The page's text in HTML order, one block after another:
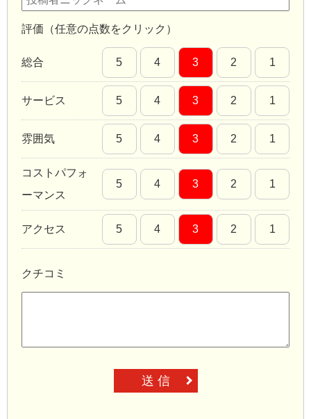
評価（任意の点数をクリック）
総合 5 4 3 2 1
サービス 5 4 3 2 1
雰囲気 5 4 3 2 1
コストパフォ
ーマンス
5 4 3 2 1
アクセス 5 4 3 2 1
クチコミ
送 信